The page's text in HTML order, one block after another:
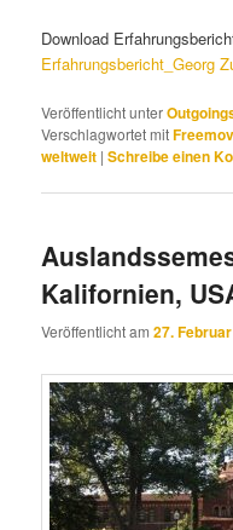
Download
Erfahrungsbericht_Georg
Veröffentlicht unter
Verschlagwortet mit
weltweit |Schreibe einen
Kalifornien,
Veröffentlicht am27.